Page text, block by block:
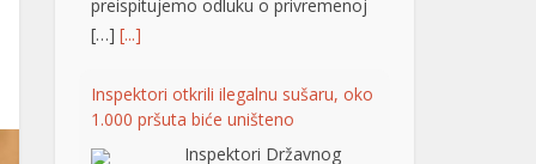
1.000 pršuta biće uništeno
Hrvatske otkrili su
ilegalan objekat za